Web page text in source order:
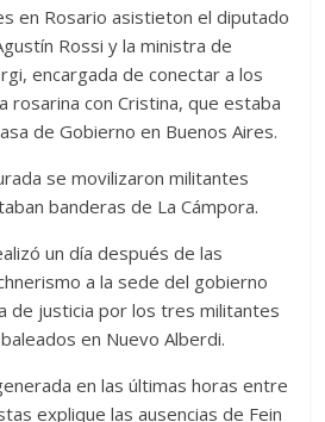
en Rosario asistieton el diputado
Rossi y la ministra de
encargada de conectar a los
rosarina con Cristina, que estaba
de Gobierno en Buenos Aires.
se movilizaron militantes
banderas de La Cámpora.
un día después de las
a la sede del gobierno
de justicia por los tres militantes
en Nuevo Alberdi.
en las últimas horas entre
explique las ausencias de Fein